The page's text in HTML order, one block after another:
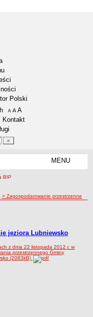
Polski
A pomniejsz czcionkę
A standardowy rozmiar czcionki
A
Kontakt
MENU
> Zagospodarowanie przestrzenne
jeziora Lubniewsko
z dnia 22 listopada 2012 r. w
przestrzennego Gminy
(2083kB)